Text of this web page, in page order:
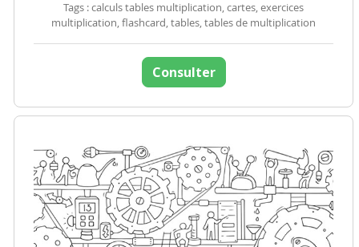
Tags : calculs tables multiplication, cartes, exercices
multiplication, flashcard, tables, tables de multiplication
Consulter